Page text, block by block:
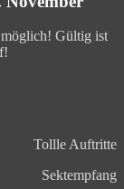
Gültig ist
Tollle Auftritte
Sektempfang